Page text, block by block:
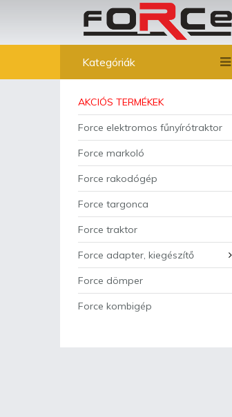
Kategóriák
AKCIÓS TERMÉKEK
Force elektromos fűnyírótraktor
Force markoló
Force rakodógép
Force targonca
Force traktor
Force adapter, kiegészítő
Force dömper
Force kombigép